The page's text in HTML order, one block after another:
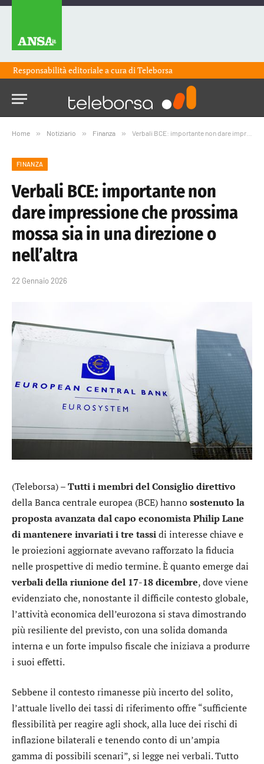
Responsabilità editoriale a cura diTeleborsa
Home » Notiziario » Finanza » Verbali BCE: importante non dare impressione che prossima mossa sia in una direzione o nell’altra
FINANZA
Verbali BCE: importante non
dare impressione che prossima
mossa sia in una direzione o
nell’altra
22 Gennaio 2026
(Teleborsa) –Tutti i membri del Consiglio direttivo
della Banca centrale europea (BCE) hannosostenuto la
proposta avanzata dal capo economista Philip Lane
di mantenere invariati i tre tassidi interesse chiave e
le proiezioni aggiornate avevano rafforzato la fiducia
nelle prospettive di medio termine. È quanto emerge dai
verbali della riunione del 17-18 dicembre, dove viene
evidenziato che, nonostante il difficile contesto globale,
l’attività economica dell’eurozona si stava dimostrando
più resiliente del previsto, con una solida domanda
interna e un forte impulso fiscale che iniziava a produrre
i suoi effetti.
Sebbene il contesto rimanesse più incerto del solito,
l’attuale livello dei tassi di riferimento offre “sufficiente
flessibilità per reagire agli shock, alla luce dei rischi di
inflazione bilaterali e tenendo conto di un’ampia
gamma di possibili scenari”, si legge nei verbali. Tutto